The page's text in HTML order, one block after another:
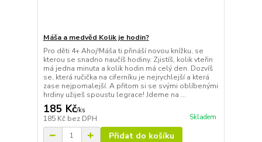
Máša a medvěd Kolik je hodin?
Pro děti 4+ Ahoj!Máša ti přináší novou knížku, se
kterou se snadno naučíš hodiny. Zjistíš, kolik vteřin
má jedna minuta a kolik hodin má celý den. Dozvíš
se, která ručička na ciferníku je nejrychlejší a která
zase nejpomalejší. A přitom si se svými oblíbenými
hrdiny užiješ spoustu legrace! Jdeme na ...
185 Kč/ks
185 Kč bez DPH Skladem
Přidat do košíku